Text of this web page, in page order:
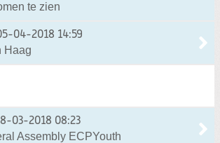
te zien
04-2018 14:59
Haag
03-2018 08:23
Assembly ECPYouth